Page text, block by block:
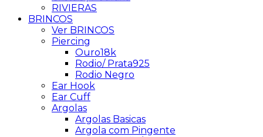
RIVIERAS
BRINCOS
Ver BRINCOS
Piercing
Ouro18k
Rodio/ Prata925
Rodio Negro
Ear Hook
Ear Cuff
Argolas
Argolas Basicas
Argola com Pingente